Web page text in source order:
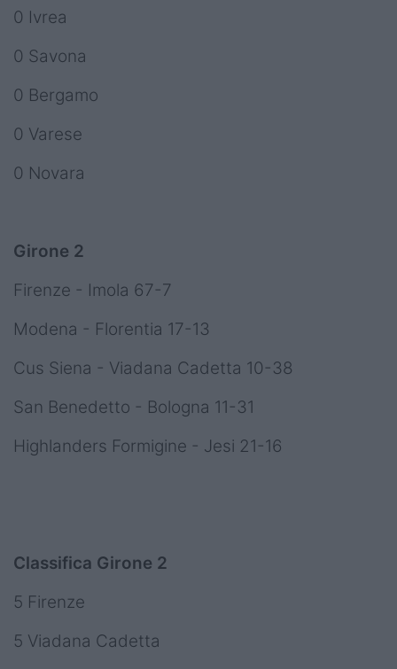
0 Ivrea
0 Savona
0 Bergamo
0 Varese
0 Novara
Girone 2
Firenze - Imola 67-7
Modena - Florentia 17-13
Cus Siena - Viadana Cadetta 10-38
San Benedetto - Bologna 11-31
Highlanders Formigine - Jesi 21-16
Classifica Girone 2
5 Firenze
5 Viadana Cadetta